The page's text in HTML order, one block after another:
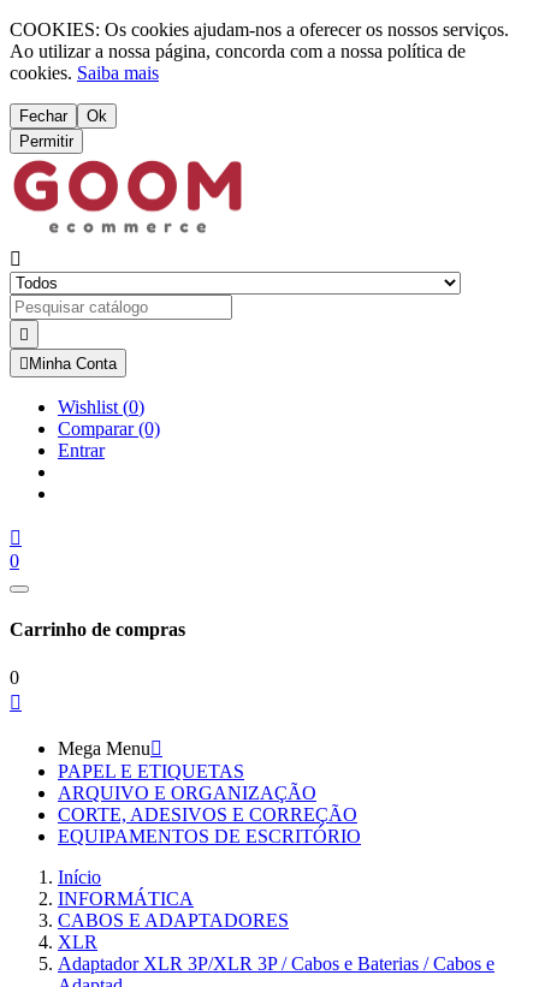
COOKIES: Os cookies ajudam-nos a oferecer os nossos serviços.
Ao utilizar a nossa página, concorda com a nossa política de
cookies. Saiba mais
Fechar
Ok
Permitir


 Minha Conta
Wishlist (0)
Comparar(0)
Entrar

0
Carrinho de compras
0

Mega Menu
PAPEL E ETIQUETAS
ARQUIVO E ORGANIZAÇÃO
CORTE, ADESIVOS E CORREÇÃO
EQUIPAMENTOS DE ESCRITÓRIO
Início
INFORMÁTICA
CABOS E ADAPTADORES
XLR
Adaptador XLR 3P/XLR 3P / Cabos e Baterias / Cabos e